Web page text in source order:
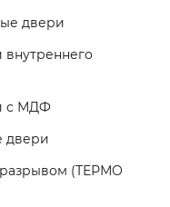
двери
с МДФ
двери
(ТЕРМО